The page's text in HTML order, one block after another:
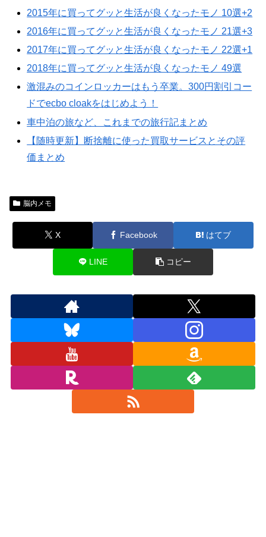
2015年に買ってグッと生活が良くなったモノ 10選+2
2016年に買ってグッと生活が良くなったモノ 21選+3
2017年に買ってグッと生活が良くなったモノ 22選+1
2018年に買ってグッと生活が良くなったモノ 49選
激混みのコインロッカーはもう卒業。300円割引コー
ドでecbo cloakをはじめよう！
車中泊の旅など、これまでの旅行記まとめ
【随時更新】断捨離に使った買取サービスとその評
価まとめ
脳内メモ
X Facebook はてブ
LINE コピー